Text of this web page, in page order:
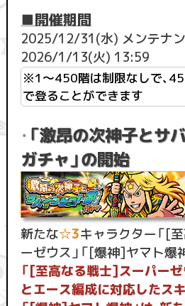
■開催期間
2025/12/31(水) メンテナ
2026/1/13(火) 13:59
※1〜450階は制限なしで、
で登ることができます
・ 「激昂の次神子とサ
ガチャ」の開始
新たな☆3キャラクター「[
ーゼウス」「[爆神]ヤマト爆
「[至高なる戦士]スーパー
とエース編成に対応したス